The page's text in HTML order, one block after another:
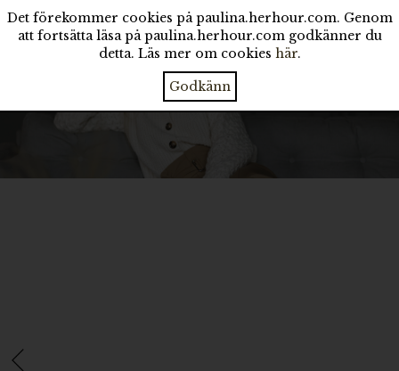
Det förekommer cookies på paulina.herhour.com. Genom
att fortsätta läsa på paulina.herhour.com godkänner du
detta. Läs mer om cookies här.
Godkänn